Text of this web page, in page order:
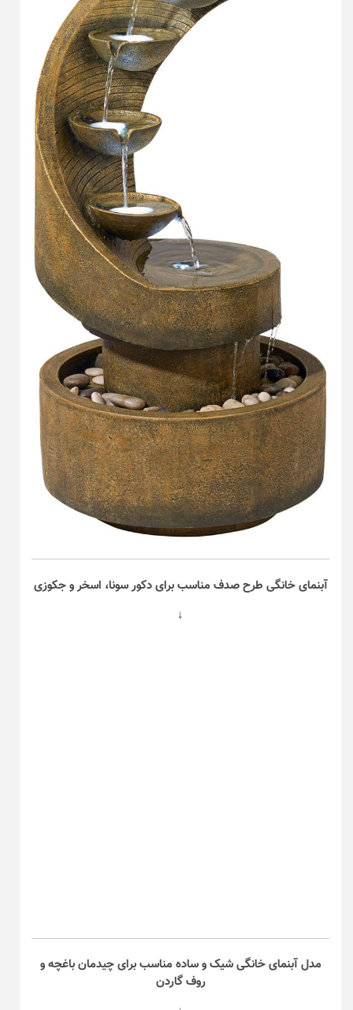
آبنمای خانگی طرح صدف مناسب برای دکور سونا، اسخر و جکوزی
↓
مدل آبنمای خانگی شیک و ساده مناسب برای چیدمان باغچه و
روف گاردن